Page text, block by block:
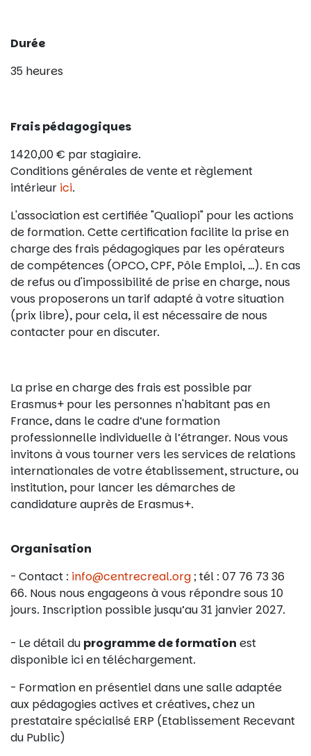
Durée
35 heures
Frais pédagogiques
1420,00 € par stagiaire.
Conditions générales de vente et règlement
intérieur ici.
L'association est certifiée "Qualiopi" pour les actions
de formation. Cette certification facilite la prise en
charge des frais pédagogiques par les opérateurs
de compétences (OPCO, CPF, Pôle Emploi, …). En cas
de refus ou d'impossibilité de prise en charge, nous
vous proposerons un tarif adapté à votre situation
(prix libre), pour cela, il est nécessaire de nous
contacter pour en discuter.
La prise en charge des frais est possible par
Erasmus+ pour les personnes n'habitant pas en
France, dans le cadre d’une formation
professionnelle individuelle à l’étranger. Nous vous
invitons à vous tourner vers les services de relations
internationales de votre établissement, structure, ou
institution, pour lancer les démarches de
candidature auprès de Erasmus+.
Organisation
- Contact : info@centrecreal.org ; tél : 07 76 73 36
66. Nous nous engageons à vous répondre sous 10
jours. Inscription possible jusqu’au 31 janvier 2027.
- Le détail du programme de formation est
disponible ici en téléchargement.
- Formation en présentiel dans une salle adaptée
aux pédagogies actives et créatives, chez un
prestataire spécialisé ERP (Etablissement Recevant
du Public)